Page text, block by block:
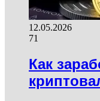
12.05.2026
71
Как